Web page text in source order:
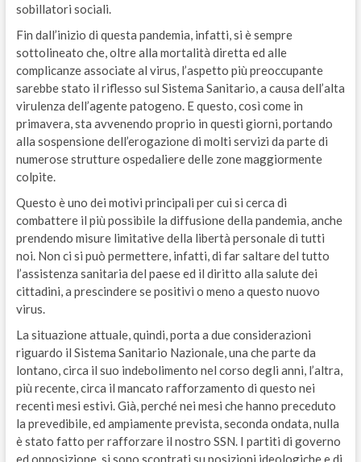
sobillatori sociali.
Fin dall’inizio di questa pandemia, infatti, si è sempre
sottolineato che, oltre alla mortalità diretta ed alle
complicanze associate al virus, l’aspetto più preoccupante
sarebbe stato il riflesso sul Sistema Sanitario, a causa dell’alta
virulenza dell’agente patogeno. E questo, così come in
primavera, sta avvenendo proprio in questi giorni, portando
alla sospensione dell’erogazione di molti servizi da parte di
numerose strutture ospedaliere delle zone maggiormente
colpite.
Questo è uno dei motivi principali per cui si cerca di
combattere il più possibile la diffusione della pandemia, anche
prendendo misure limitative della libertà personale di tutti
noi. Non ci si può permettere, infatti, di far saltare del tutto
l’assistenza sanitaria del paese ed il diritto alla salute dei
cittadini, a prescindere se positivi o meno a questo nuovo
virus.
La situazione attuale, quindi, porta a due considerazioni
riguardo il Sistema Sanitario Nazionale, una che parte da
lontano, circa il suo indebolimento nel corso degli anni, l’altra,
più recente, circa il mancato rafforzamento di questo nei
recenti mesi estivi. Già, perché nei mesi che hanno preceduto
la prevedibile, ed ampiamente prevista, seconda ondata, nulla
è stato fatto per rafforzare il nostro SSN. I partiti di governo
ed opposizione, si sono scontrati su posizioni ideologiche e di